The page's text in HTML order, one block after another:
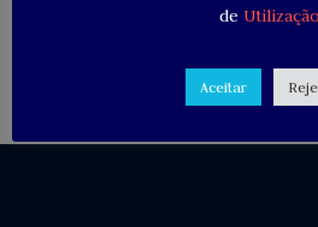
Comentários recentes
de Utilização
Aceitar